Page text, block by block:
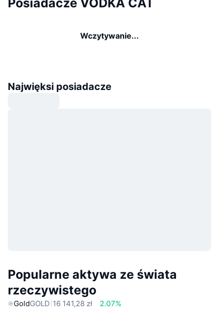
Wczytywanie...
Najwięksi posiadacze
Popularne aktywa ze świata
rzeczywistego
GoldGOLD 16 141,28 zł
2.07%